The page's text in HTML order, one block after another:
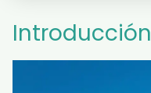
Introducción